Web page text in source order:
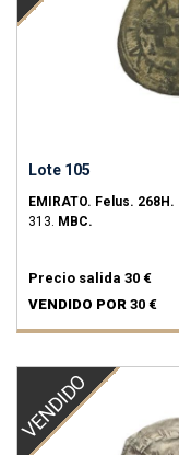
Lote 105
EMIRATO. Felus. 268H.
313. MBC.
Precio salida 30 €
VENDIDO POR 30 €
VENDIDO